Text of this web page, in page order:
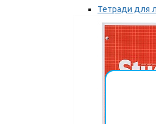
Тетради для
Точилки для
Мы рекомендуем